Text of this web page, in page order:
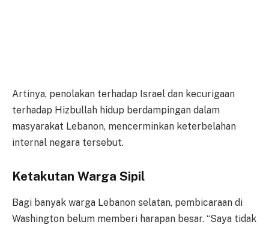
Artinya, penolakan terhadap Israel dan kecurigaan
terhadap Hizbullah hidup berdampingan dalam
masyarakat Lebanon, mencerminkan keterbelahan
internal negara tersebut.
Ketakutan Warga Sipil
Bagi banyak warga Lebanon selatan, pembicaraan di
Washington belum memberi harapan besar. “Saya tidak